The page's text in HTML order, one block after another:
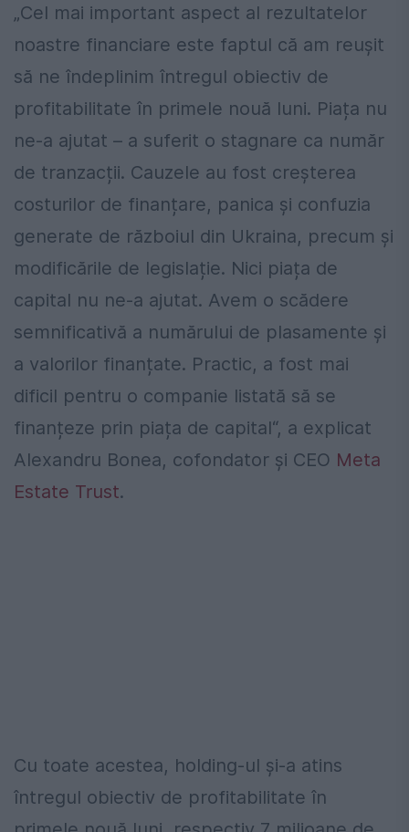
„Cel mai important aspect al rezultatelor
noastre financiare este faptul că am reușit
să ne îndeplinim întregul obiectiv de
profitabilitate în primele nouă luni. Piața nu
ne-a ajutat – a suferit o stagnare ca număr
de tranzacții. Cauzele au fost creșterea
costurilor de finanțare, panica și confuzia
generate de războiul din Ukraina, precum și
modificările de legislație. Nici piața de
capital nu ne-a ajutat. Avem o scădere
semnificativă a numărului de plasamente și
a valorilor finanțate. Practic, a fost mai
dificil pentru o companie listată să se
finanțeze prin piața de capital“, a explicat
Alexandru Bonea, cofondator și CEO Meta
Estate Trust.
Cu toate acestea, holding-ul și-a atins
întregul obiectiv de profitabilitate în